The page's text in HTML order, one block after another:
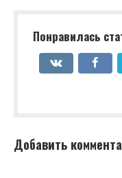
Понравилась
Добавить